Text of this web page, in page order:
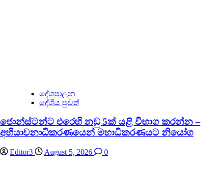
දේශපාලන
දේශීය පුවත්
ජොන්ස්ටන්ට එරෙහි නඩු 5ක් යළි විභාග කරන්න –
අභියාචනාධිකරණයෙන් මහාධිකරණයට නියෝග
Editor3 August 5, 2026 0